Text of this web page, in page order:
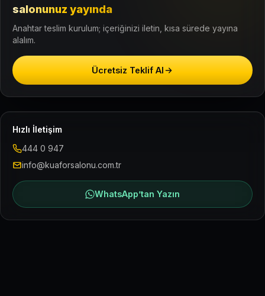
salonunuz yayında
Anahtar teslim kurulum; içeriğinizi iletin, kısa sürede yayına
alalım.
Ücretsiz Teklif Al
Hızlı İletişim
444 0 947
info@kuaforsalonu.com.tr
WhatsApp’tan Yazın